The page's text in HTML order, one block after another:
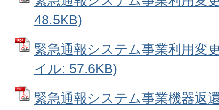
48.5KB)
緊急通報システム事業利用変
イル: 57.6KB)
緊急通報システム事業機器返